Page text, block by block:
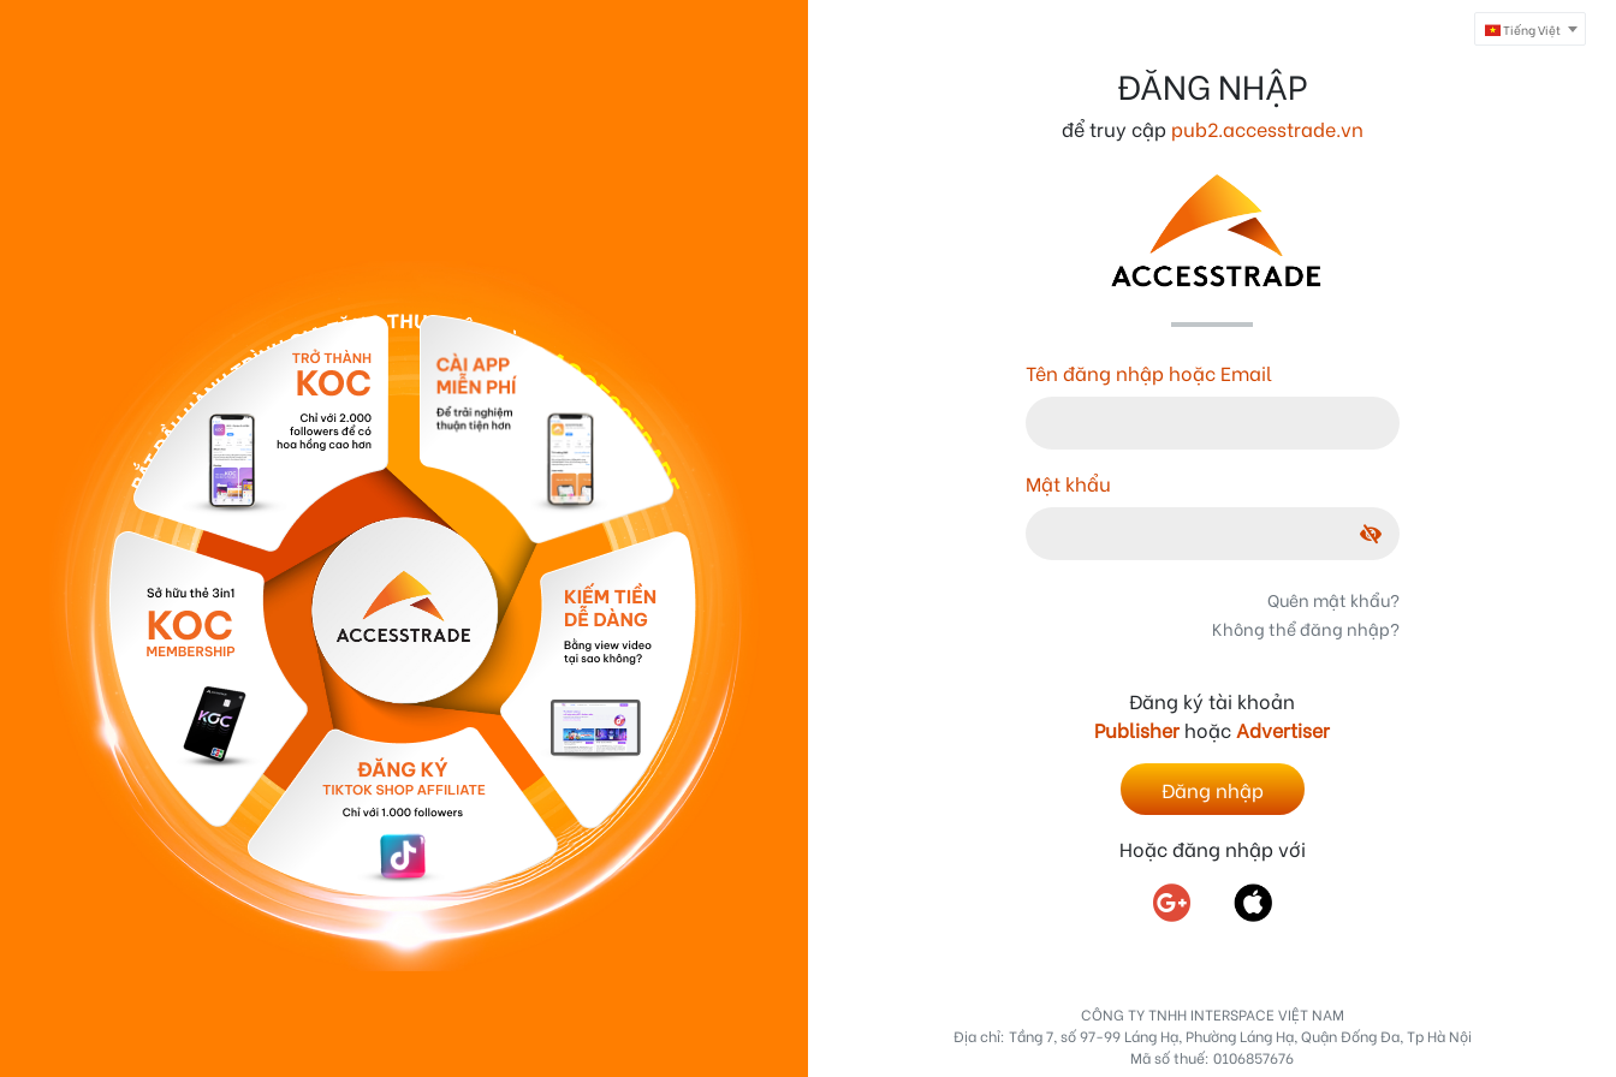
Tiếng Việt
ĐĂNG NHẬP
để truy cập pub2.accesstrade.vn
Tên đăng nhập hoặc Email
Mật khẩu
Quên mật khẩu?
Không thể đăng nhập?
Đăng ký tài khoản
Publisher hoặc Advertiser
Đăng nhập
Hoặc đăng nhập với
CÔNG TY TNHH INTERSPACE VIỆT NAM
Địa chỉ: Tầng 7, số 97-99 Láng Hạ, Phường Láng Hạ, Quận Đống Đa, Tp Hà Nội
Mã số thuế: 0106857676